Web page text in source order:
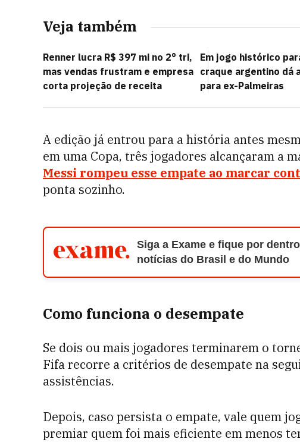
Veja também
Renner lucra R$ 397 mi no 2° tri,
mas vendas frustram e empresa
corta projeção de receita
Em jogo histórico
craque argentino dá
para ex-Palmeiras
A edição já entrou para a história antes
em uma Copa, três jogadores alcançaram a
Messi rompeu esse empate ao marcar
ponta sozinho.
Siga a Exame e fique por
notícias do Brasil e do Mundo
Como funciona o desempate
Se dois ou mais jogadores terminarem o
Fifa recorre a critérios de desempate na
assistências.
Depois, caso persista o empate, vale quem
premiar quem foi mais eficiente em menos